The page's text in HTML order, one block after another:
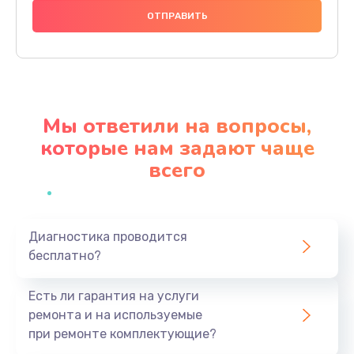
1200 руб.
Заказать
Замена видеочипа
Ремонт разъема питания
Заказать
Мы ответили на вопросы,
которые нам задают чаще
всего
Диагностика проводится
бесплатно?
Есть ли гарантия на услуги
ремонта и на используемые
при ремонте комплектующие?